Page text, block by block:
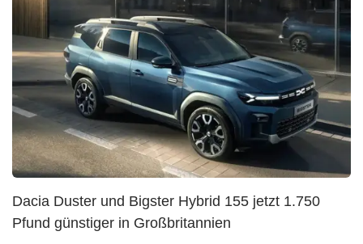
Dacia Duster und Bigster Hybrid 155 jetzt 1.750
Pfund günstiger in Großbritannien